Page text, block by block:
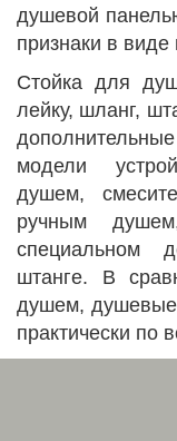
душевой
признаки в
Стойка для
лейку, шланг,
модели
душем,
ручным
специальном
штанге. В
душем, душевые
практически по